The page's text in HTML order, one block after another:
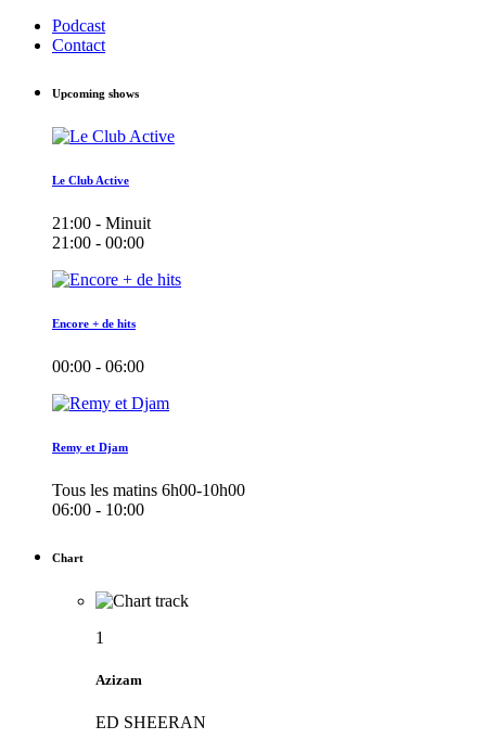
Podcast
Contact
Upcoming shows
Le Club Active
21:00 - Minuit
21:00 - 00:00
Encore + de hits
00:00 - 06:00
Remy et Djam
Tous les matins 6h00-10h00
06:00 - 10:00
Chart
1
Azizam
ED SHEERAN